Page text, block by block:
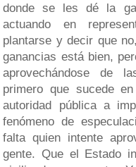
donde se les dé la
actuando en
plantarse y decir que
ganancias está bien,
aprovechándose de
primero que sucede
autoridad pública a
fenómeno de
falta quien intente
gente. Que el Estado